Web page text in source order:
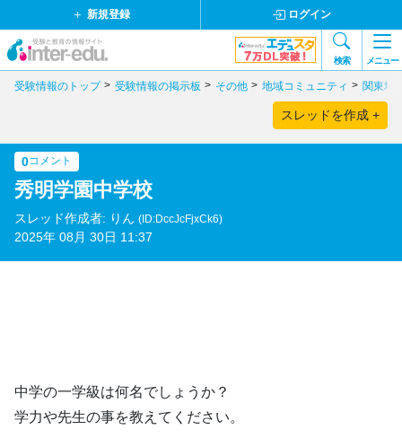
新規登録 ログイン
検索 メニュー
受験情報のトップ 受験情報の掲示板 その他 地域コミュニティ 関東地
スレッドを作成 +
0コメント
秀明学園中学校
スレッド作成者: りん (ID:DccJcFjxCk6)
2025年 08月 30日 11:37
中学の一学級は何名でしょうか？
学力や先生の事を教えてください。